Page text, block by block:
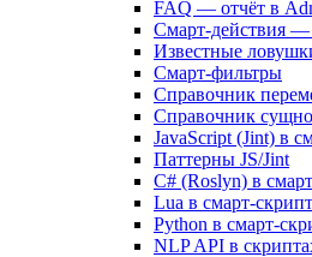
FAQ — отчёт в
Смарт-действия
Известные
Смарт-фильтры
Справочник
Справочник
JavaScript (Jint) в
Паттерны JS/Jint
C# (Roslyn) в
Lua в смарт-
Python в смарт-
NLP API в